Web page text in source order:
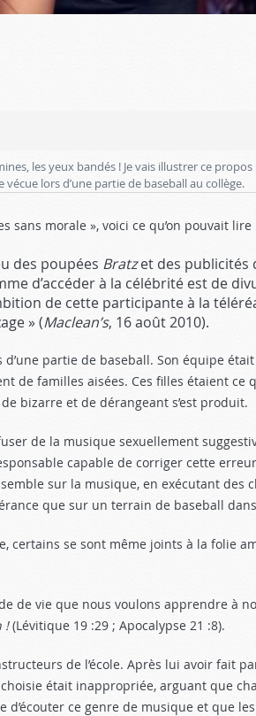
les yeux bandés ! Je vais illustrer ce
lors d’une partie de baseball au collège.
sans morale », voici ce qu’on pouvait lire
des poupées Bratzet des publicités
d’accéder à la célébrité est de
de cette participante à la
» (Maclean’s, 16 août 2010).
partie de baseball. Son équipe
de familles aisées. Ces filles étaient ce
bizarre et de dérangeant s’est produit.
de la musique sexuellement
capable de corriger cette
sur la musique, en exécutant des
que sur un terrain de baseball
se sont même joints à la folie
de vie que nous voulons apprendre à
!(Lévitique 19 :29 ; Apocalypse 21 :8).
de l’école. Après lui avoir fait
était inappropriée, arguant que
ce genre de musique et que